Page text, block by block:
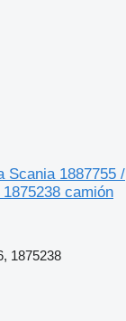
Scania 1887755 /
camión
1875238